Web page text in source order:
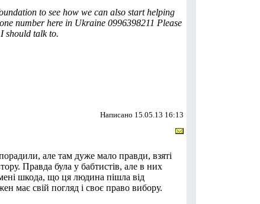
to see how we can also start helping
number here in Ukraine 0996398211 Please
should talk to.
Написано 15.05.13 16:13
але там дуже мало правди, взяті
Правда була у бабтистів, але в них
шкода, що ця людина пішла від
має свій погляд і своє право вибору.